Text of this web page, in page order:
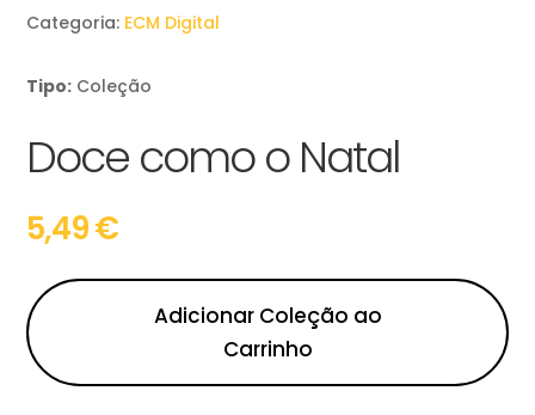
Categoria: ECM Digital
Tipo: Coleção
Doce como o Natal
5,49€
Adicionar Coleção ao
Carrinho